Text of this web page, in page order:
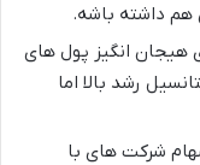
داشته باشه.
هیجان انگیز پول های
رشد بالا اما
شرکت های با